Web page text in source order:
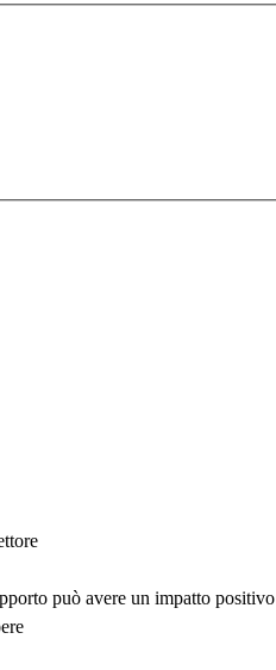
può avere un impatto positivo